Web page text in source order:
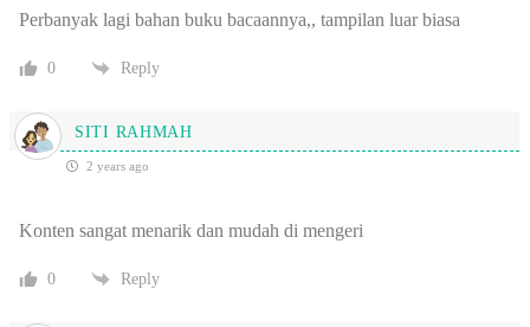
Perbanyak lagi bahan buku bacaannya,, tampilan luar biasa
0 Reply
SITI RAHMAH
2 years ago
Konten sangat menarik dan mudah di mengeri
0 Reply